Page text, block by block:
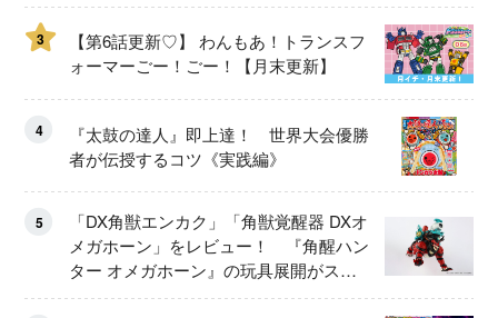
3
【第6話更新♡】 わんもあ！トランスフ
ォーマーごー！ごー！【月末更新】
4
『太鼓の達人』即上達！ 世界大会優勝
者が伝授するコツ《実践編》
5
「DX角獣エンカク」「角獣覚醒器 DXオ
メガホーン」をレビュー！ 『角醒ハン
ター オメガホーン』の玩具展開がスタ
ート！